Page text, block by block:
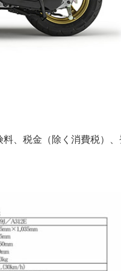
、税金（除く消費税）